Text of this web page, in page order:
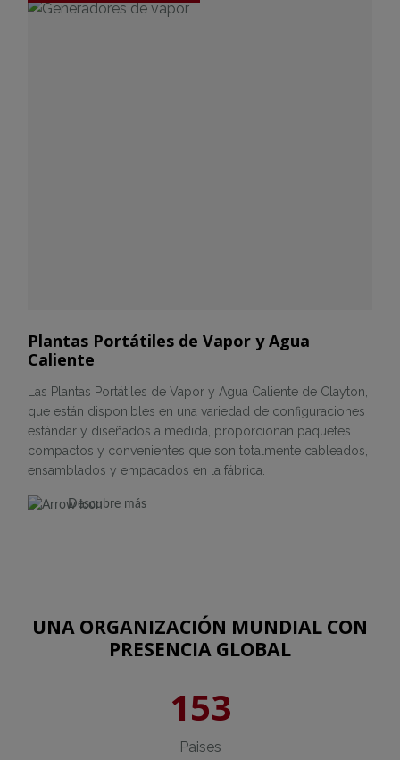
Plantas Portátiles de Vapor y Agua
Caliente
Las Plantas Portátiles de Vapor y Agua Caliente de Clayton,
que están disponibles en una variedad de configuraciones
estándar y diseñados a medida, proporcionan paquetes
compactos y convenientes que son totalmente cableados,
ensamblados y empacados en la fábrica.
Descubre más
UNA ORGANIZACIÓN MUNDIAL CON
PRESENCIA GLOBAL
153
Paises